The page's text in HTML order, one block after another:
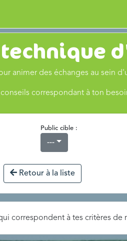
technique
animer des échanges au sein
correspondant à ton
Public cible :
---
Retour à la liste
correspondent à tes critères de